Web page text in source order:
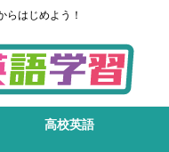
らはじめよう！
高校英語